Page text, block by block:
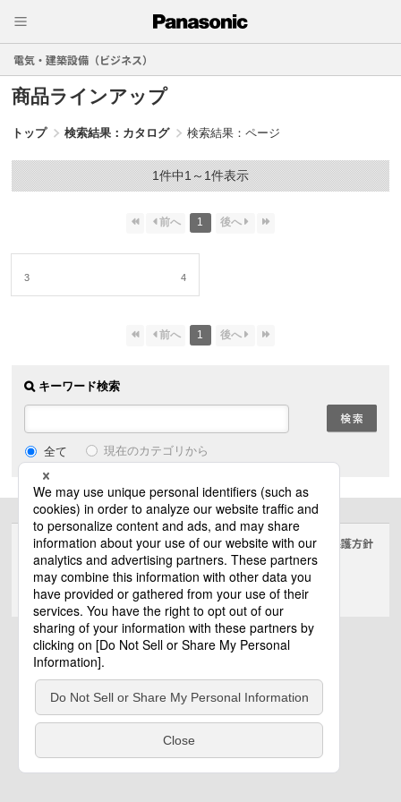
電気・建築設備（ビジネス）
商品ラインアップ
トップ 検索結果：カタログ 検索結果：ページ
1件中1～1件表示
1
3 4
1
キーワード検索
全て 現在のカテゴリから
サイトのご利用にあたって クッキーポリシー 個人情報保護方針
電気・建築設備（ビジネス）
© Panasonic Electric Works Co., Ltd.